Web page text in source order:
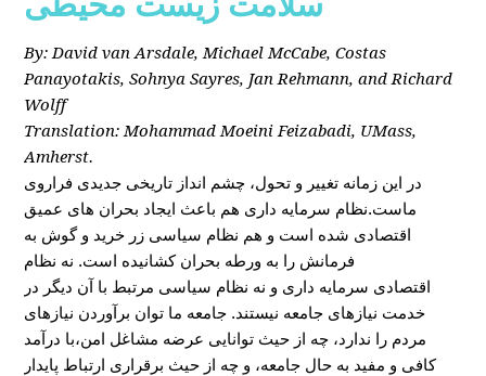
By: David van Arsdale, Michael McCabe, Costas
Panayotakis, Sohnya Sayres, Jan Rehmann, and Richard
Wolff
Translation: Mohammad Moeini Feizabadi, UMass,
Amherst.
در این زمانه تغییر و تحول، چشم انداز تاریخی جدیدی فراروی
ماست.نظام سرمایه داری هم باعث ایجاد بحران های عمیق
اقتصادی شده است و هم نظام سیاسی زر خرید و گوش به
فرمانش را به ورطه بحران کشانیده است. نه نظام
اقتصادی سرمایه داری و نه نظام سیاسی مرتبط با آن دیگر در
خدمت نیازهای جامعه نیستند. جامعه ما توان برآوردن نیازهای
مردم را ندارد، چه از حیث توانایی عرضه مشاغل امن،با درآمد
کافی و مفید به حال جامعه، و چه از حیث برقراری ارتباط پایدار